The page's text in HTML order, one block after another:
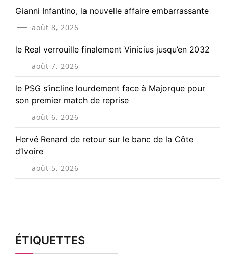
Gianni Infantino, la nouvelle affaire embarrassante
août 8, 2026
le Real verrouille finalement Vinicius jusqu’en 2032
août 7, 2026
le PSG s’incline lourdement face à Majorque pour
son premier match de reprise
août 6, 2026
Hervé Renard de retour sur le banc de la Côte
d’Ivoire
août 5, 2026
ÉTIQUETTES